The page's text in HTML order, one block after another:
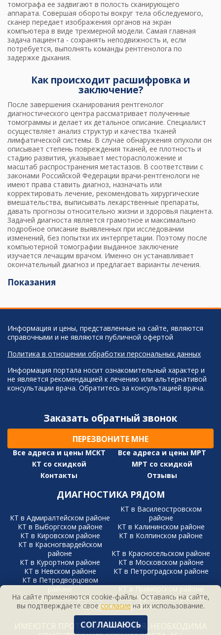
томографа ее задвигают в полость сканирующего
аппарата. Совершая обороты вокруг тела обследуемого,
сканер передает изображения органов на экран
компьютера в виде трехмерной модели. Самая главная
задача пациента - сохранять неподвижность и, если
потребуется, выполнять команды рентгенолога по
задержке дыхания.
Как происходит расшифровка и
заключение?
После завершения сканирования рентгенолог
диагностического центра рассматривает полученные
томограммы и делает их детальное описание. Специалист
осуществляет анализ структур и качества тканей
лимфатической системы. В случае обнаружения опухоли он
описывает степень повреждения тканей, ее плотность и
стадию развития, указывает месторасположение и
масштаб распространения метастазов. В соответствии с
законами Российской Федерации врачи-рентгенологи не
имеют права ставить диагноз, назначать или
корректировать лечение, рекомендовать хирургические
вмешательства, выписывать лекарственные препараты,
давать прогнозы относительно жизни и здоровья пациента.
Задачей диагноста является грамотное и максимально
подробное описание выявленных при исследовании
изменений, без попытки их интерпретации. Поэтому после
компьютерной томографии выданное заключение
изучается лечащим врачом. Именно он устанавливает
окончательный диагноз и предлагает варианты лечения.
Показания
Информация и цены, представленные на сайте, являются
справочными и не являются публичной офертой
Политика в отношении обработки персональных данных
Информация портала носит ознакомительный характер и
не является рекомендацией к лечению или альтернативой
консультации врача. Обратитесь за консультацией врача.
Заказать обратный звонок
ПЕРЕЗВОНИТЕ МНЕ
Все адреса и цены МСКТ
Все адреса и цены МРТ
КТ со скидкой
МРТ со скидкой
Контакты
Отзывы
ДИАГНОСТИКА РЯДОМ
КТ в Адмиралтейском районе
КТ в Василеостровском
районе
КТ в Выборгском районе
КТ в Калининском районе
КТ в Кировском районе
КТ в Колпинском районе
КТ в Красногвардейском
районе
КТ в Красносельском районе
КТ в Курортном районе
КТ в Московском районе
КТ в Невском районе
КТ в Петроградском районе
КТ в Петродворцовом
районе
КТ в Приморском районе
КТ в Пушкинском районе
КТ в Фрунзенском районе
КТ в Центральном районе
ИМЕЮТСЯ ПРОТИВОПОКАЗАНИЯ, НЕОБХОДИМА
На сайте применяются cookie-файлы. Оставаясь на сайте,
вы подтверждаете своесогласиена их использование.
СОГЛАШАЮСЬ